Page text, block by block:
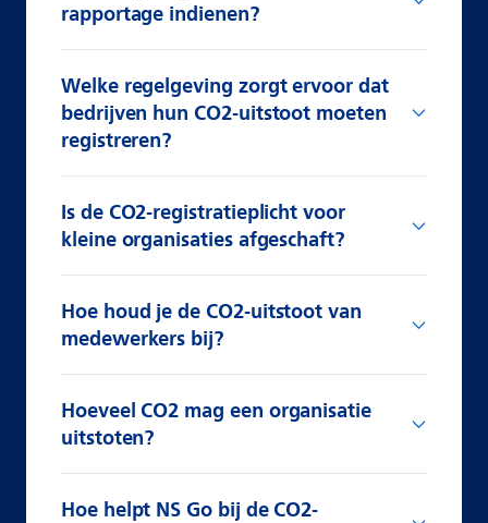
rapportage indienen?
Welke regelgeving zorgt ervoor dat
bedrijven hun CO2-uitstoot moeten
registreren?
Is de CO2-registratieplicht voor
kleine organisaties afgeschaft?
Hoe houd je de CO2-uitstoot van
medewerkers bij?
Hoeveel CO2 mag een organisatie
uitstoten?
Hoe helpt NS Go bij de CO2-